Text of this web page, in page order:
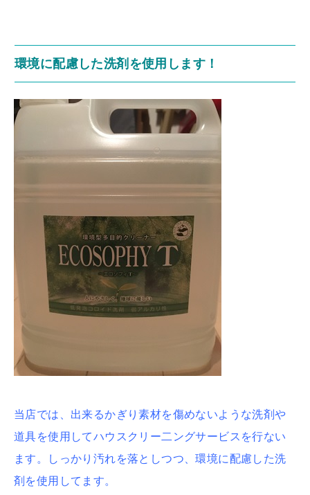
環境に配慮した洗剤を使用します！
当店では、出来るかぎり素材を傷めないような洗剤や
道具を使用してハウスクリー二ングサービスを行ない
ます。しっかり汚れを落としつつ、環境に配慮した洗
剤を使用してます。